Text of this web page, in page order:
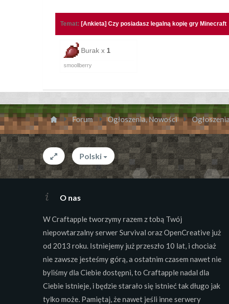
Temat: [Ankieta] Czy posiadasz legalną kopię gry Minecraft
Burak x 1
smoollberry
Forum Ogłoszenia, Nowości
Polski
O nas
W Craftapple tworzymy razem z tobą Twój
niepowtarzalny serwer Survival oraz OpenCreative już
od 2013 roku. Istniejemy już przeszło 10 lat, i chociaż
nie zawsze jesteśmy górą, a ostatnim czasem nawet nie
byliśmy dla Ciebie dostępni, to Craftapple nadal dla
Ciebie istnieje, i będzie starało się istnieć tak długo jak
tylko może. Pamiętaj, że nawet jeśli inne serwery